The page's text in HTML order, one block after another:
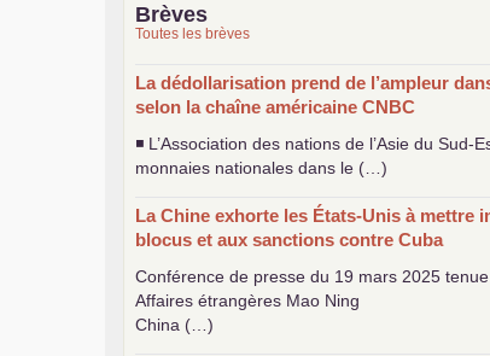
Brèves
Toutes les brèves
La dédollarisation prend de l’ampleur
selon la chaîne américaine CNBC
◾ L’Association des nations de l’Asie du Sud-
monnaies nationales dans le (…)
La Chine exhorte les États-Unis à mettre
blocus et aux sanctions contre Cuba
Conférence de presse du 19 mars 2025
Affaires étrangères Mao Ning
China (…)